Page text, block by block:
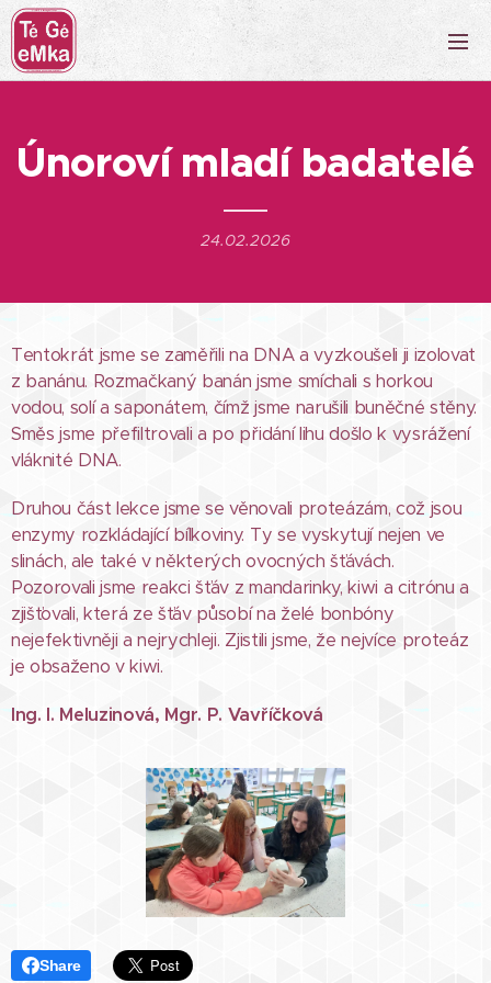
Únoroví mladí badatelé
24.02.2026
Tentokrát jsme se zaměřili na DNA a vyzkoušeli ji izolovat
z banánu. Rozmačkaný banán jsme smíchali s horkou
vodou, solí a saponátem, čímž jsme narušili buněčné stěny.
Směs jsme přefiltrovali a po přidání lihu došlo k vysrážení
vláknité DNA.
Druhou část lekce jsme se věnovali proteázám, což jsou
enzymy rozkládající bílkoviny. Ty se vyskytují nejen ve
slinách, ale také v některých ovocných šťávách.
Pozorovali jsme reakci šťáv z mandarinky, kiwi a citrónu a
zjišťovali, která ze šťáv působí na želé bonbóny
nejefektivněji a nejrychleji. Zjistili jsme, že nejvíce proteáz
je obsaženo v kiwi.
Ing. I. Meluzinová, Mgr. P. Vavříčková
Share